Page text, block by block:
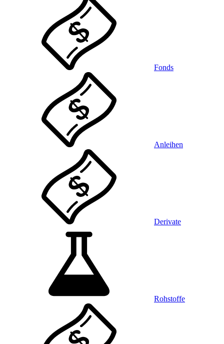
Fonds
Anleihen
Derivate
Rohstoffe